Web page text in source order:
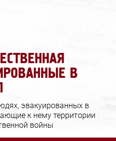
В
эвакуированных в
к нему территории
войны
в архив
принята
обращение!вводимых
попытку.